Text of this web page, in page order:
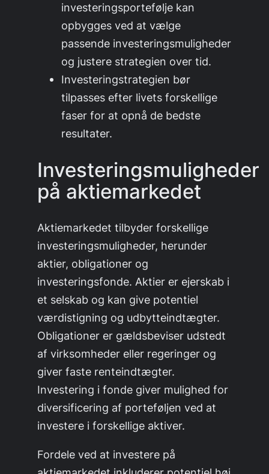
investeringsportefølje kan
opbygges ved at vælge
passende investeringsmuligheder
og justere strategien over tid.
Investeringstrategien bør
tilpasses efter livets forskellige
faser for at opnå de bedste
resultater.
Investeringsmuligheder
på aktiemarkedet
Aktiemarkedet tilbyder forskellige
investeringsmuligheder, herunder
aktier, obligationer og
investeringsfonde. Aktier er ejerskab i
et selskab og kan give potentiel
værdistigning og udbytteindtægter.
Obligationer er gældsbeviser udstedt
af virksomheder eller regeringer og
giver faste renteindtægter.
Investering i fonde giver mulighed for
diversificering af porteføljen ved at
investere i forskellige aktiver.
Fordele ved at investere på